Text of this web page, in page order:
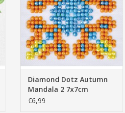
Diamond Dotz Autumn
Mandala 2 7x7cm
€6,99